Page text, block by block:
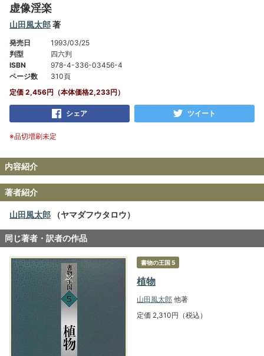
虚像淫楽
山田風太郎著
発売日
1993/03/25
判型
四六判
ISBN
978-4-336-03456-4
ページ数
310頁
定価 2,456円（本体価格2,233円）
シェア ツイート
※品切増刷未定
内容紹介
著者紹介
山田風太郎 （ヤマダフウタロウ）
同じ著者・訳者の作品
書物の王国 5
植物
山田風太郎 他著
定価 2,310円（税込）